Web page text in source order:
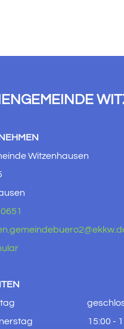
Witzenhausen
15:00 -